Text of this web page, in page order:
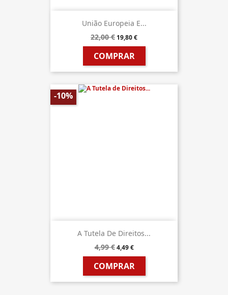
União Europeia E...
22,00 € 19,80 €
COMPRAR
A Tutela De Direitos...
4,99 € 4,49 €
COMPRAR
-10%